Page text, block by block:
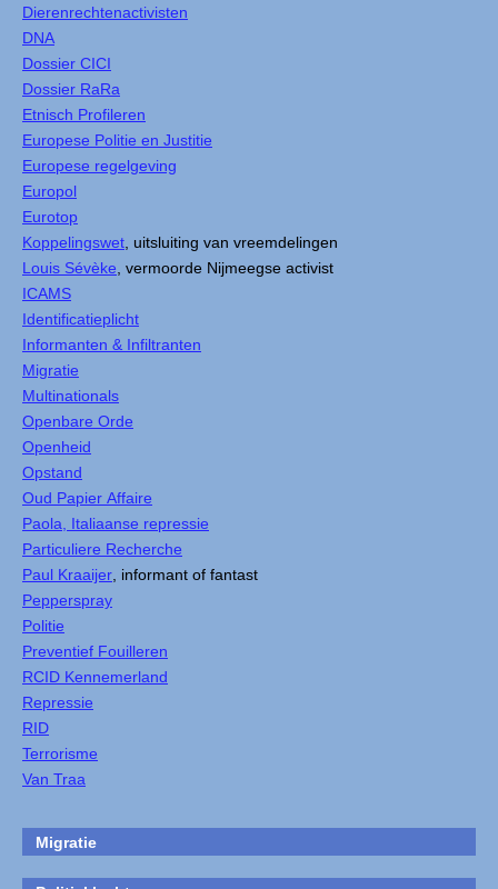
Dierenrechtenactivisten
DNA
Dossier CICI
Dossier RaRa
Etnisch Profileren
Europese Politie en Justitie
Europese regelgeving
Europol
Eurotop
Koppelingswet , uitsluiting van vreemdelingen
Louis Sévèke , vermoorde Nijmeegse activist
ICAMS
Identificatieplicht
Informanten & Infiltranten
Migratie
Multinationals
Openbare Orde
Openheid
Opstand
Oud Papier Affaire
Paola, Italiaanse repressie
Particuliere Recherche
Paul Kraaijer , informant of fantast
Pepperspray
Politie
Preventief Fouilleren
RCID Kennemerland
Repressie
RID
Terrorisme
Van Traa
Migratie